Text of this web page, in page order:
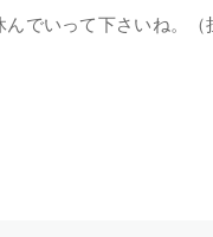
でいって下さいね。（